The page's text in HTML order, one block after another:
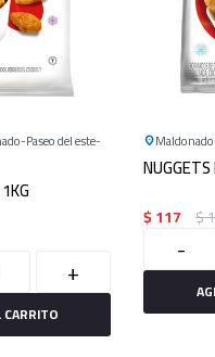
Paseo del este
+
Maldonado
$117 $
-